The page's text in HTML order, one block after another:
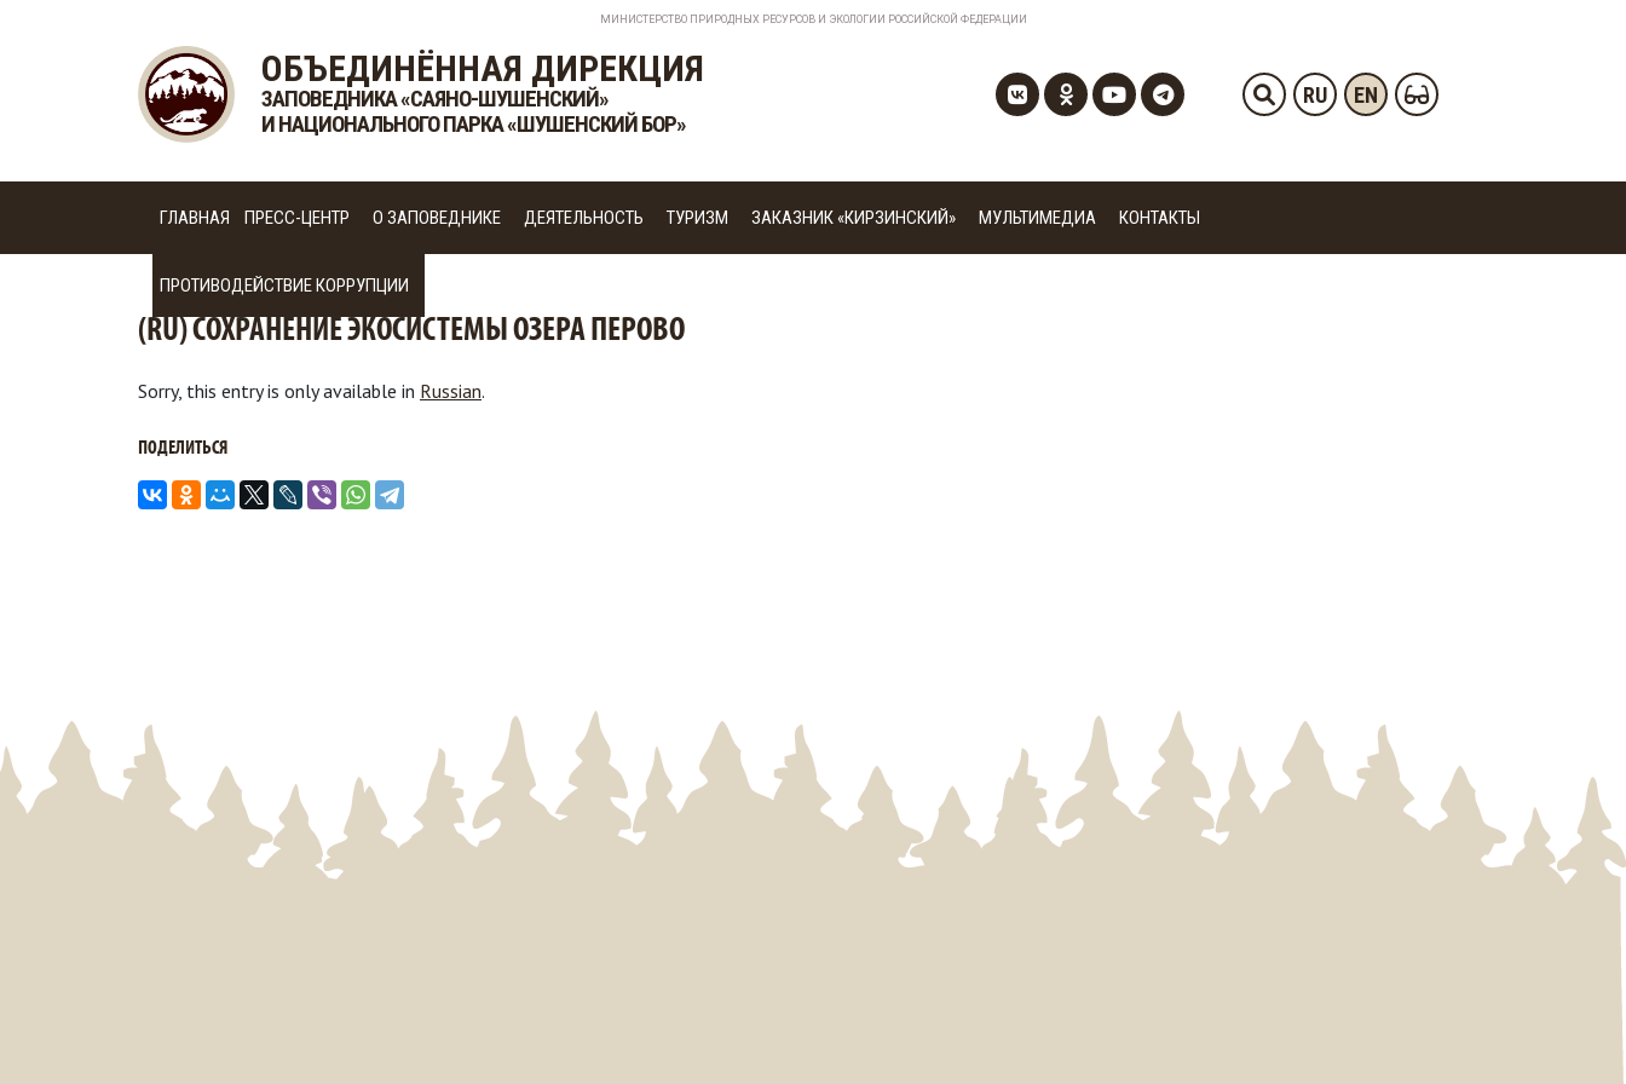
МИНИСТЕРСТВО ПРИРОДНЫХ РЕСУРСОВ И ЭКОЛОГИИ РОССИЙСКОЙ ФЕДЕРАЦИИ
ОБЪЕДИНЁННАЯ ДИРЕКЦИЯ
ЗАПОВЕДНИКА «САЯНО-ШУШЕНСКИЙ»
И НАЦИОНАЛЬНОГО ПАРКА «ШУШЕНСКИЙ БОР»
RU EN
ГЛАВНАЯ ПРЕСС-ЦЕНТР О ЗАПОВЕДНИКЕ ДЕЯТЕЛЬНОСТЬ ТУРИЗМ ЗАКАЗНИК «КИРЗИНСКИЙ» МУЛЬТИМЕДИА КОНТАКТЫ
ПРОТИВОДЕЙСТВИЕ КОРРУПЦИИ
(RU) СОХРАНЕНИЕ ЭКОСИСТЕМЫ ОЗЕРА ПЕРОВО
Sorry, this entry is only available in Russian.
ПОДЕЛИТЬСЯ